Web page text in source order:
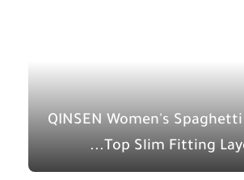
QINSEN Women's
Top Slim Fitting